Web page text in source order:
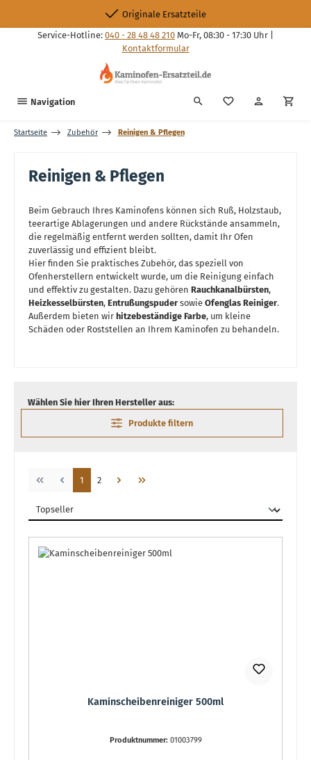
Originale Ersatzteile
Service-Hotline: 040 - 28 48 48 210 Mo-Fr, 08:30 - 17:30 Uhr |
Kontaktformular
Navigation Du hast 0
Startseite Zubehör Reinigen & Pflegen
Reinigen & Pflegen
Beim Gebrauch Ihres Kaminofens können sich Ruß, Holzstaub,
teerartige Ablagerungen und andere Rückstände ansammeln,
die regelmäßig entfernt werden sollten, damit Ihr Ofen
zuverlässig und effizient bleibt.
Hier finden Sie praktisches Zubehör, das speziell von
Ofenherstellern entwickelt wurde, um die Reinigung einfach
und effektiv zu gestalten. Dazu gehören Rauchkanalbürsten,
Heizkesselbürsten, Entrußungspuder sowie Ofenglas Reiniger.
Außerdem bieten wir hitzebeständige Farbe, um kleine
Schäden oder Roststellen an Ihrem Kaminofen zu behandeln.
Wählen Sie hier Ihren Hersteller aus:
Produkte filtern
Seite
1 Seite
2
Kaminscheibenreiniger 500ml
Produktnummer: 01003799